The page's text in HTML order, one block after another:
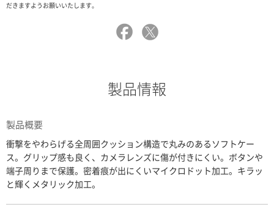
だきますようお願いいたします。
製品情報
製品概要
衝撃をやわらげる全周囲クッション構造で丸みのあるソフトケー
ス。グリップ感も良く、カメラレンズに傷が付きにくい。ボタンや
端子周りまで保護。密着痕が出にくいマイクロドット加工。キラッ
と輝くメタリック加工。